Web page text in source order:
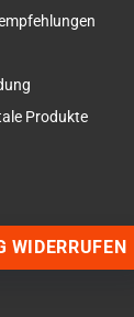
Produkte
WIDERRUFEN